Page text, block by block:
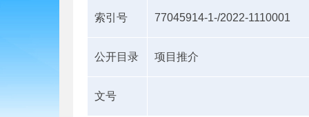
索引号 77045914-1-/2022-1110001
公开目录 项目推介
文号